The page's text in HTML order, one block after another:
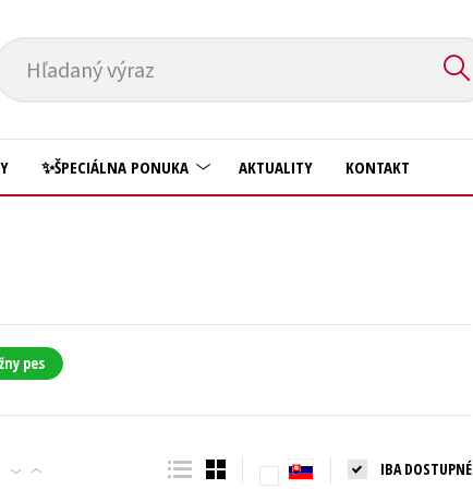
Hľadaný výraz
Kuchárske knihy
New Adult
Obchod a ekonómia
Prírodné vedy
✨ŠPECIÁLNA PONUKA AKTUALITY KONTAKT
pes
IBA DOSTUPNÉ